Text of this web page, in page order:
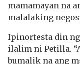
mamamayan na
malalaking
Ipinortesta din ng
ilalim ni Petilla.
bumalik na ang